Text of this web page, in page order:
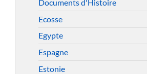
Documents d'Histoire
Ecosse
Egypte
Espagne
Estonie